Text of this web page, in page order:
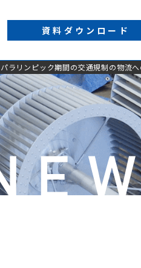
資料 ダウンロード
ラリンピック期間の交通規制の物流へ